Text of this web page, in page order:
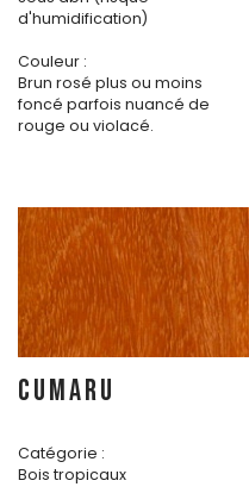
d'humidification)
Couleur :
Brun rosé plus ou moins
foncé parfois nuancé de
rouge ou violacé.
CUMARU
Catégorie :
Bois tropicaux